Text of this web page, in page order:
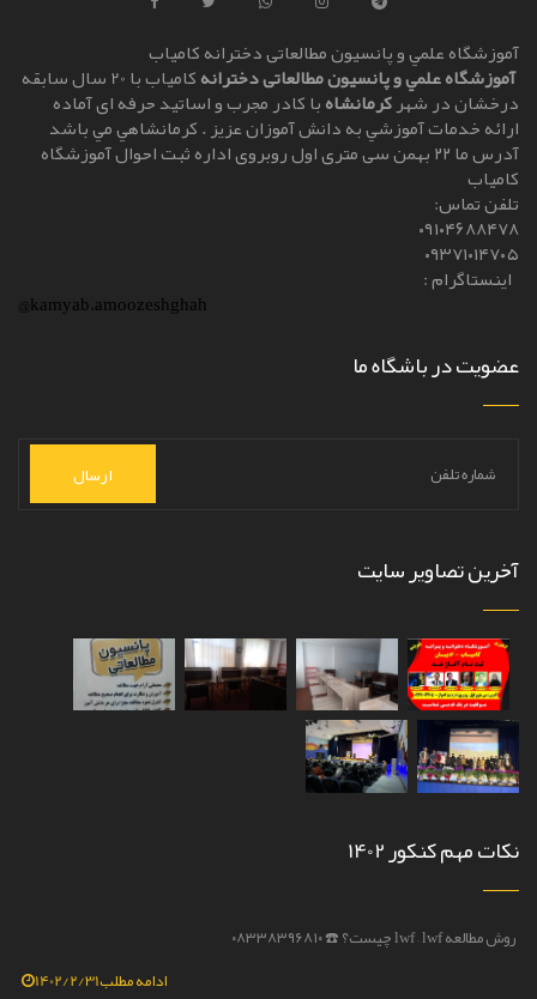
آموزشگاه علمي و پانسیون مطالعاتی دخترانه کامياب
آموزشگاه علمي و پانسیون مطالعاتی دخترانه کامياب با 20 سال سابقه
درخشان در شهرکرمانشاهبا کادر مجرب و اساتيد حرفه ای آماده
ارائه خدمات آموزشي به دانش آموزان عزيز . کرمانشاهي مي باشد
آدرس ما ۲۲ بهمن سی متری اول روبروی اداره ثبت احوال آموزشگاه
کامیاب
تلفن تماس:
۰۹۱۰۴۶۸۸۴۷۸
۰۹۳۷۱۰۱۴۷۰۵
اینستاگرام :
@kamyab.amoozeshghah
عضویت در باشگاه ما
ارسال
آخرین تصاویر سایت
نکات مهم کنکور 1402
روش مطالعه lwf – lwf چیست؟ ☎️ ۰۸۳۳۸۳۹۶۸۱۰
1402/2/31ادامه مطلب